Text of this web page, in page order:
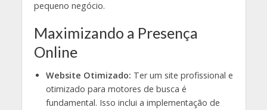
pequeno negócio.
Maximizando a Presença
Online
Website Otimizado: Ter um site profissional e
otimizado para motores de busca é
fundamental. Isso inclui a implementação de